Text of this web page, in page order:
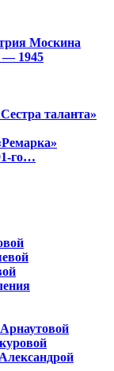
Москина
— 1945
таланта»
го…